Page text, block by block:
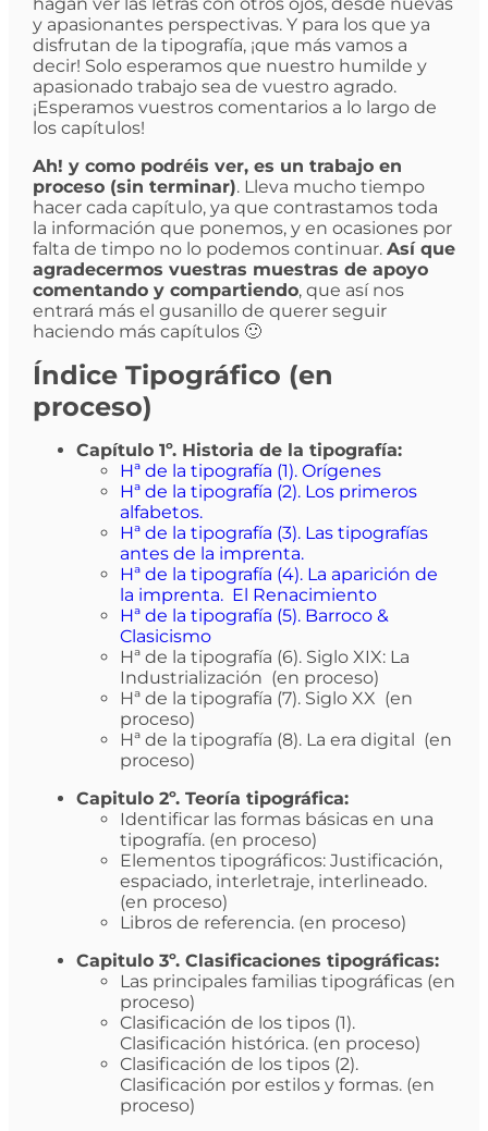
y apasionantes perspectivas. Y para los que ya
disfrutan de la tipografía, ¡que más vamos a
decir! Solo esperamos que nuestro humilde y
apasionado trabajo sea de vuestro agrado.
¡Esperamos vuestros comentarios a lo largo de
los capítulos!
Ah! y como podréis ver, es un trabajo en
proceso (sin terminar). Lleva mucho tiempo
hacer cada capítulo, ya que contrastamos toda
la información que ponemos, y en ocasiones por
falta de timpo no lo podemos continuar. Así que
agradecermos vuestras muestras de apoyo
comentando y compartiendo, que así nos
entrará más el gusanillo de querer seguir
haciendo más capítulos 🙂
Índice Tipográfico (en
proceso)
Capítulo 1º. Historia de la tipografía:
Hª de la tipografía (1). Orígenes
Hª de la tipografía (2). Los primeros
alfabetos.
Hª de la tipografía (3). Las tipografías
antes de la imprenta.
Hª de la tipografía (4). La aparición de
la imprenta. El Renacimiento
Hª de la tipografía (5). Barroco &
Clasicismo
Hª de la tipografía (6). Siglo XIX: La
Industrialización (en proceso)
Hª de la tipografía (7). Siglo XX (en
proceso)
Hª de la tipografía (8). La era digital (en
proceso)
Capitulo 2º. Teoría tipográfica:
Identificar las formas básicas en una
tipografía. (en proceso)
Elementos tipográficos: Justificación,
espaciado, interletraje, interlineado.
(en proceso)
Libros de referencia. (en proceso)
Capitulo 3º. Clasificaciones tipográficas:
Las principales familias tipográficas (en
proceso)
Clasificación de los tipos (1).
Clasificación histórica. (en proceso)
Clasificación de los tipos (2).
Clasificación por estilos y formas. (en
proceso)